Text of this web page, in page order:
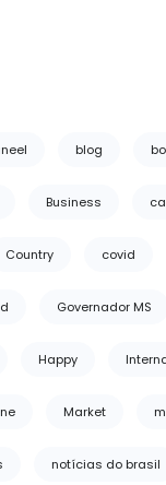
blog
Business
Country covid
Governador MS
Happy
Market
notícias do brasil